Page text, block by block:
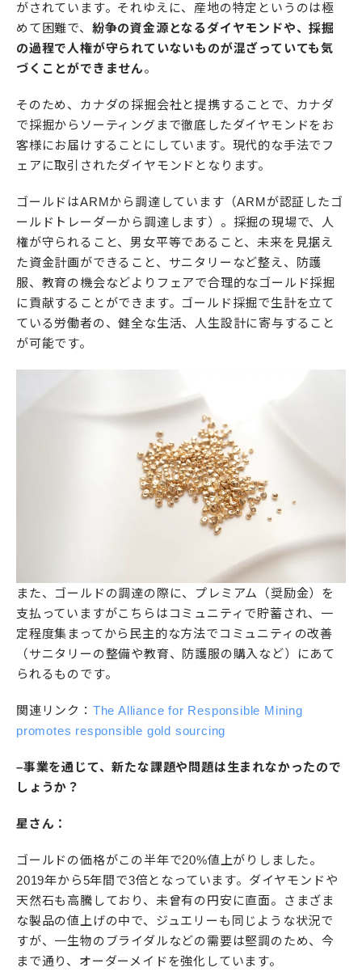
がされています。それゆえに、産地の特定というのは極
めて困難で、 紛争の資金源となるダイヤモンドや、採掘
の過程で人権が守られていないものが混ざっていても気
づくことができません。
そのため、カナダの採掘会社と提携することで、カナダ
で採掘からソーティングまで徹底したダイヤモンドをお
客様にお届けすることにしています。現代的な手法でフ
ェアに取引されたダイヤモンドとなります。
ゴールドはARMから調達しています（ARMが認証したゴ
ールドトレーダーから調達します）。採掘の現場で、人
権が守られること、男女平等であること、未来を見据え
た資金計画ができること、サニタリーなど整え、防護
服、教育の機会などよりフェアで合理的なゴールド採掘
に貢献することができます。ゴールド採掘で生計を立て
ている労働者の、健全な生活、人生設計に寄与すること
が可能です。
また、ゴールドの調達の際に、プレミアム（奨励金）を
支払っていますがこちらはコミュニティで貯蓄され、一
定程度集まってから民主的な方法でコミュニティの改善
（サニタリーの整備や教育、防護服の購入など）にあて
られるものです。
関連リンク： The Alliance for Responsible Mining
promotes responsible gold sourcing
–事業を通じて、新たな課題や問題は生まれなかったので
しょうか？
星さん：
ゴールドの価格がこの半年で20%値上がりしました。
2019年から5年間で3倍となっています。ダイヤモンドや
天然石も高騰しており、未曾有の円安に直面。さまざま
な製品の値上げの中で、ジュエリーも同じような状況で
すが、一生物のブライダルなどの需要は堅調のため、今
まで通り、オーダーメイドを強化しています。